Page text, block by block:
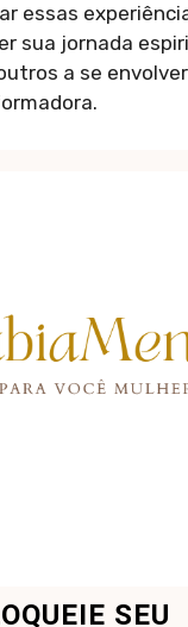
essas
sua jornada
a se
SEU